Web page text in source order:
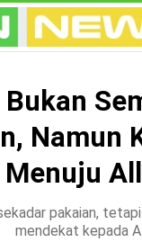
Namun
Menuju
pakaian,
mendekat kepada